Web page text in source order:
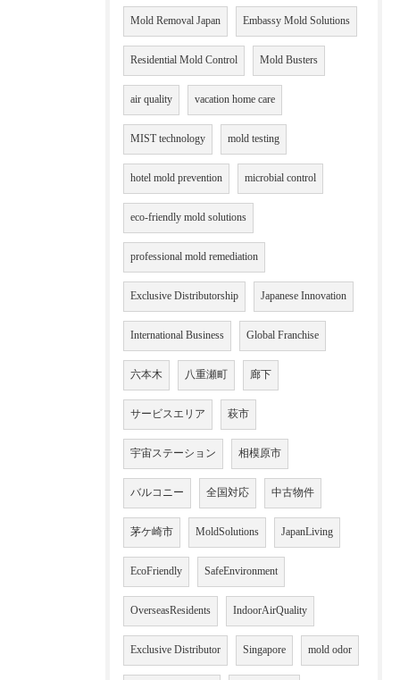
Mold Removal Japan Embassy Mold Solutions
Residential Mold Control Mold Busters
air quality vacation home care
MIST technology mold testing
hotel mold prevention microbial control
eco-friendly mold solutions
professional mold remediation
Exclusive Distributorship Japanese Innovation
International Business Global Franchise
六本木 八重瀬町 廊下
サービスエリア 萩市
宇宙ステーション 相模原市
バルコニー 全国対応 中古物件
茅ケ崎市 MoldSolutions JapanLiving
EcoFriendly SafeEnvironment
OverseasResidents IndoorAirQuality
Exclusive Distributor Singapore mold odor